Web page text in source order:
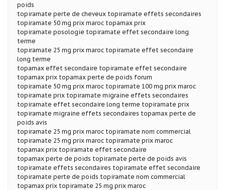
poids
topiramate perte de cheveux topiramate effets secondaires
topiramate 50 mg prix maroc topamax prix
topiramate posologie topiramate effet secondaire long
terme
topiramate 25 mg prix maroc topiramate effet secondaire
long terme
topamax effet secondaire topiramate effet secondaire
topamax prix topamax perte de poids forum
topiramate 50 mg prix maroc topiramate 100 mg prix maroc
topiramate prix topiramate migraine effets secondaires
topiramate effet secondaire long terme topiramate prix
topiramate migraine effets secondaires topamax perte de
poids avis
topiramate 25 mg prix maroc topiramate nom commercial
topiramate 25 mg prix maroc topiramate prix maroc
topamax prix topiramate effet secondaire
topamax perte de poids topiramate perte de poids avis
topiramate effets secondaires topiramate effet secondaire
topiramate perte de poids topiramate nom commercial
topamax prix topiramate 25 mg prix maroc